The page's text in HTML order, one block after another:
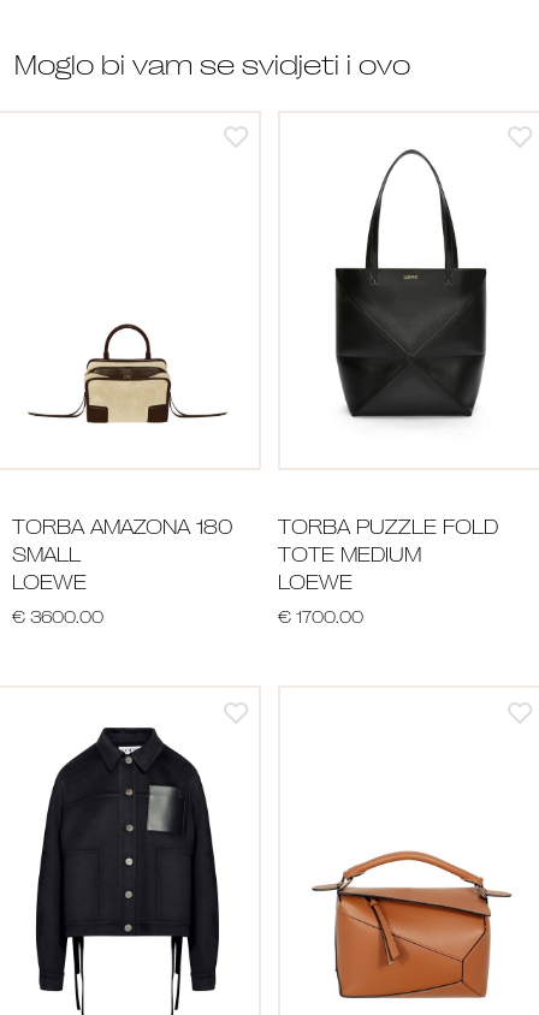
Moglo bi vam se svidjeti i ovo
TORBA AMAZONA 180
SMALL
LOEWE
€ 3600.00
TORBA PUZZLE FOLD
TOTE MEDIUM
LOEWE
€ 1700.00